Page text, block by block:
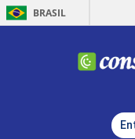
BRASIL